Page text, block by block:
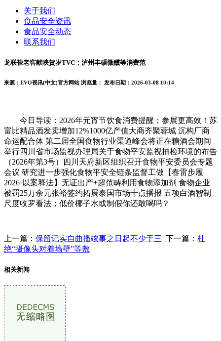
关于我们
食品安全资讯
食品安全动态
联系我们
龙联袂老窖献映贺岁TVC；泸州丰硕微醺等消费范
来源：EVO视讯(中文)官方网站 浏览量： 发布日期：2026-03-08 10:14
今日导读：2026年元宵节饮食消费提醒；参展更高效！苏
富比精品酒发卖增加12%1000亿产值大商齐聚蓉城 沉构厂商
命运配合体 第二届全国食物行业渠道峰会将正在糖酒会期间
举行四川省市场监视办理局关于食物平安监视抽检环境的布告
（2026年第3号）四川天府新区组织召开食物平安委员会专题
会议 研究进一步强化食物平安全链条监督工做【春雷步履
2026·以案释法】无证出产+超范畴利用食物添加剂 食物企业
被罚25万余元张裕签约拓展泰国市场十点播报 五项白酒智制
尺度收罗看法；低价椰子水或制假你还敢喝吗？
上一篇： 保留记实自曲播竣事之日起不少于三 下一篇： 杜
绝“摄像头对着墙壁”等敷
相关新闻